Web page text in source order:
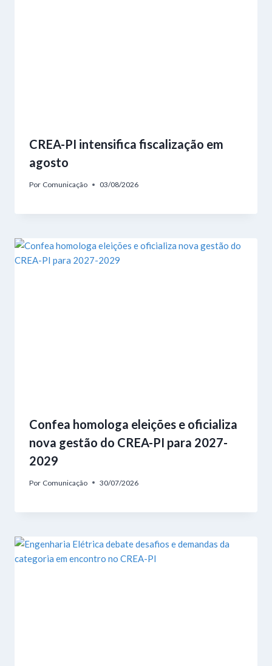
CREA-PI intensifica fiscalização em
agosto
Por Comunicação 03/08/2026
Confea homologa eleições e oficializa
nova gestão do CREA-PI para 2027-
2029
Por Comunicação 30/07/2026